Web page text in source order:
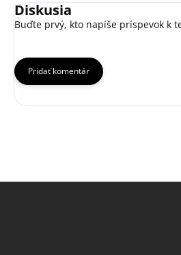
Diskusia
Buďte prvý, kto napíše príspevok k
Pridať komentár